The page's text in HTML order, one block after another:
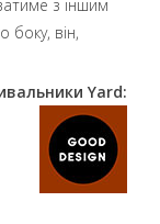
з іншим
боку, він,
Yard: